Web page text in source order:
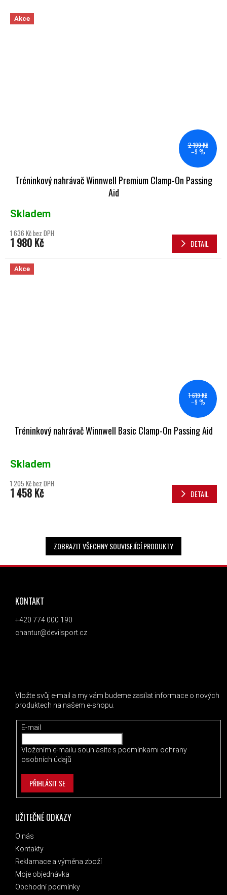
Akce
2 199 Kč
–9 %
Tréninkový nahrávač Winnwell Premium Clamp-On Passing
Aid
Skladem
1 636 Kč bez DPH
1 980 Kč DETAIL
Akce
1 619 Kč
–9 %
Tréninkový nahrávač Winnwell Basic Clamp-On Passing Aid
Skladem
1 205 Kč bez DPH
1 458 Kč DETAIL
ZOBRAZIT VŠECHNY SOUVISEJÍCÍ PRODUKTY
ZÁPATÍ
UŽITEČNÉ ODKAZY
O nás
Kontakty
Reklamace a výměna zboží
Moje objednávka
Obchodní podmínky
KONTAKT
+420 774 000 190
chantur@devilsport.cz
Vložte svůj e-mail a my vám budeme zasílat informace o nových
produktech na našem e-shopu.
E-mail
Vložením e-mailu souhlasíte s podmínkami ochrany
osobních údajů
PŘIHLÁSIT SE